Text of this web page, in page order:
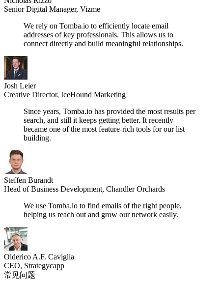
Senior Digital Manager, Vizme
We rely on Tomba.io to efficiently locate email
addresses of key professionals. This allows us to
connect directly and build meaningful relationships.
Josh Leier
Creative Director, IceHound Marketing
Since years, Tomba.io has provided the most results per
search, and still it keeps getting better. It recently
became one of the most feature-rich tools for our list
building.
Steffen Burandt
Head of Business Development, Chandler Orchards
We use Tomba.io to find emails of the right people,
helping us reach out and grow our network easily.
Olderico A.F. Caviglia
CEO, Strategycapp
常见问题